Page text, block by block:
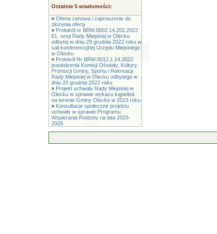
Ostatnie 5 wiadomości:
» Oferta cenowa i zaproszenie do
złożenia oferty
» Protokół nr BRM.0002.14.202.2022
61. sesji Rady Miejskiej w Olecku
odbytej w dniu 29 grudnia 2022 roku w
sali konferencyjnej Urzędu Miejskiego
w Olecku
» Protokół Nr BRM.0012.1.14.2022
posiedzenia Komisji Oświaty, Kultury,
Promocji Gminy, Sportu i Rekreacji
Rady Miejskiej w Olecku odbytego w
dniu 20 grudnia 2022 roku
» Projekt uchwały Rady Miejskiej w
Olecku w sprawie wykazu kąpielisk
na terenie Gminy Olecko w 2023 roku
» Konsultacje społeczne projektu
uchwały w sprawie Programu
Wspierania Rodziny na lata 2023-
2025